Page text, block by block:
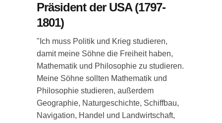
Präsident der USA (1797-
1801)
"Ich muss Politik und Krieg studieren,
damit meine Söhne die Freiheit haben,
Mathematik und Philosophie zu studieren.
Meine Söhne sollten Mathematik und
Philosophie studieren, außerdem
Geographie, Naturgeschichte, Schiffbau,
Navigation, Handel und Landwirtschaft,